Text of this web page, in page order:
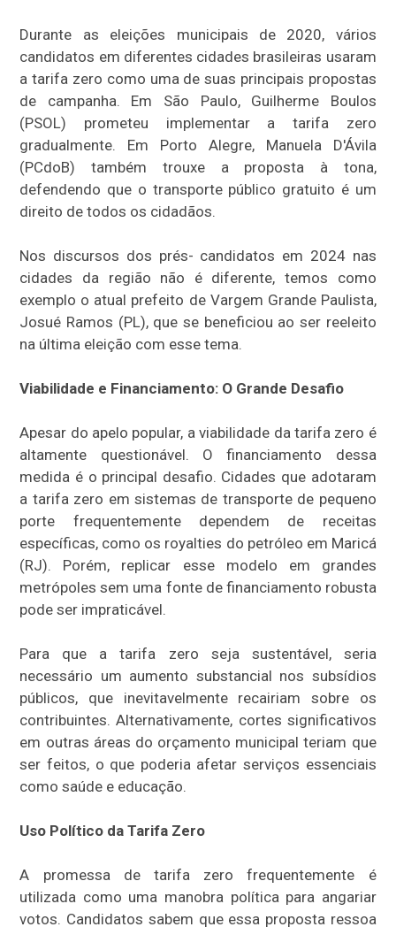
Durante as eleições municipais de 2020, vários
candidatos em diferentes cidades brasileiras usaram
a tarifa zero como uma de suas principais propostas
de campanha. Em São Paulo, Guilherme Boulos
(PSOL) prometeu implementar a tarifa zero
gradualmente. Em Porto Alegre, Manuela D'Ávila
(PCdoB) também trouxe a proposta à tona,
defendendo que o transporte público gratuito é um
direito de todos os cidadãos.
Nos discursos dos prés- candidatos em 2024 nas
cidades da região não é diferente, temos como
exemplo o atual prefeito de Vargem Grande Paulista,
Josué Ramos (PL), que se beneficiou ao ser reeleito
na última eleição com esse tema.
Viabilidade e Financiamento: O Grande Desafio
Apesar do apelo popular, a viabilidade da tarifa zero é
altamente questionável. O financiamento dessa
medida é o principal desafio. Cidades que adotaram
a tarifa zero em sistemas de transporte de pequeno
porte frequentemente dependem de receitas
específicas, como os royalties do petróleo em Maricá
(RJ). Porém, replicar esse modelo em grandes
metrópoles sem uma fonte de financiamento robusta
pode ser impraticável.
Para que a tarifa zero seja sustentável, seria
necessário um aumento substancial nos subsídios
públicos, que inevitavelmente recairiam sobre os
contribuintes. Alternativamente, cortes significativos
em outras áreas do orçamento municipal teriam que
ser feitos, o que poderia afetar serviços essenciais
como saúde e educação.
Uso Político da Tarifa Zero
A promessa de tarifa zero frequentemente é
utilizada como uma manobra política para angariar
votos. Candidatos sabem que essa proposta ressoa